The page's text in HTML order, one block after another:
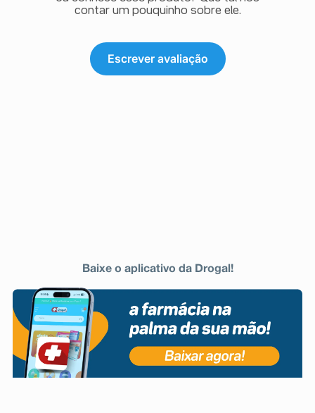
contar um pouquinho sobre ele.
Escrever avaliação
Baixe o aplicativo da Drogal!